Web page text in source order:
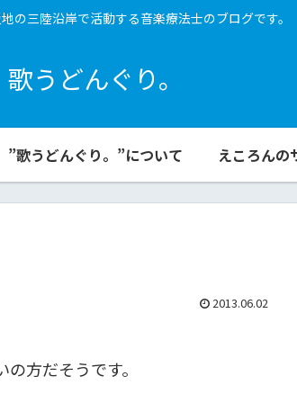
の三陸沿岸で活動する音楽療法士のブログです。
歌うどんぐり。
”歌うどんぐり。”について えころんの
2013.06.02
方だそうです。